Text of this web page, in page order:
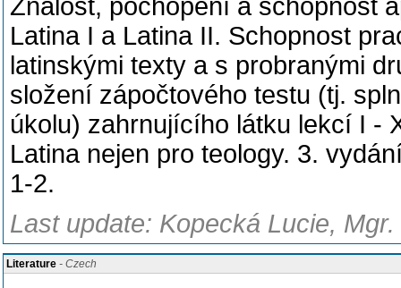
Znalost, pochopení a schopnost
Latina I a Latina II. Schopnost
latinskými texty a s probranými
složení zápočtového testu (tj.
úkolu) zahrnujícího látku lekcí I -
Latina nejen pro teology. 3.
1-2.
Last update: Kopecká Lucie,
Literature - Czech